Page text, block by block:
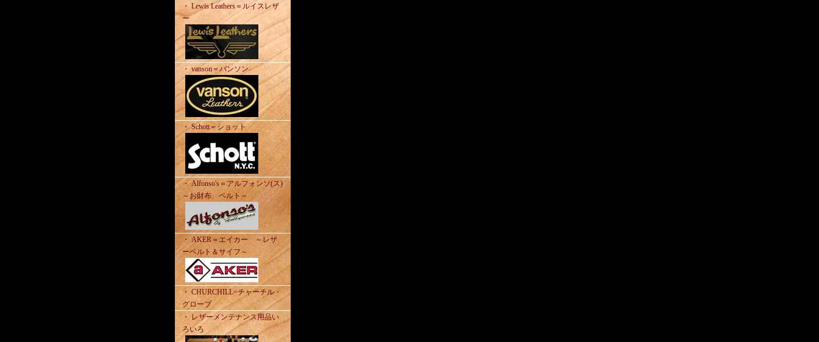
・ Lewis Leathers＝ルイスレザ
ー
・ vanson＝バンソン
・ Schott＝ショット
・ Alfonso's＝アルフォンソ(ス)
～お財布、ベルト～
・ AKER＝エイカー ～レザ
ーベルト＆サイフ～
・ CHURCHILL=チャーチル・
グローブ
・ レザーメンテナンス用品い
ろいろ